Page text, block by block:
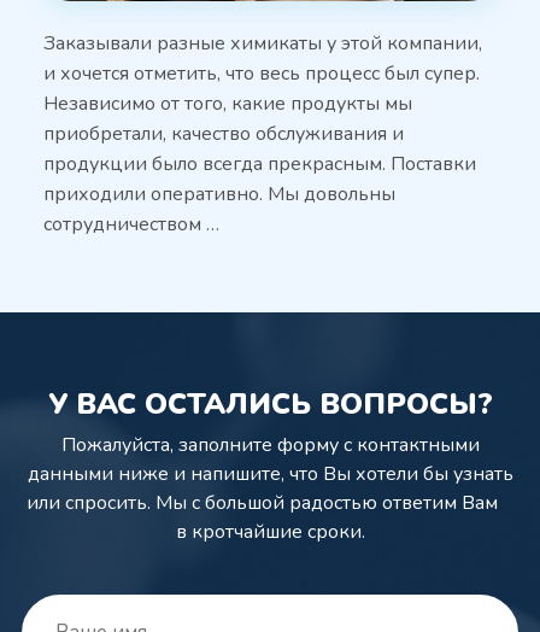
Заказывали разные химикаты у этой компании,
и хочется отметить, что весь процесс был супер.
Независимо от того, какие продукты мы
приобретали, качество обслуживания и
продукции было всегда прекрасным. Поставки
приходили оперативно. Мы довольны
сотрудничеством …
У ВАС ОСТАЛИСЬ ВОПРОСЫ?
Пожалуйста, заполните форму с контактными
данными ниже и напишите, что Вы хотели бы узнать
или спросить. Мы с большой радостью ответим Вам
в кротчайшие сроки.